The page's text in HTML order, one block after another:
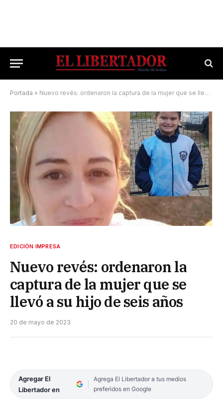
Portada » Nuevo revés: ordenaron la captura de la mujer que se llevó a su hijo de seis años
EDICIÓN IMPRESA
Nuevo revés: ordenaron la
captura de la mujer que se
llevó a su hijo de seis años
20 de mayo de 2023
Agregar El
Libertador en
Agrega El Libertador a tus medios
preferidos en Google